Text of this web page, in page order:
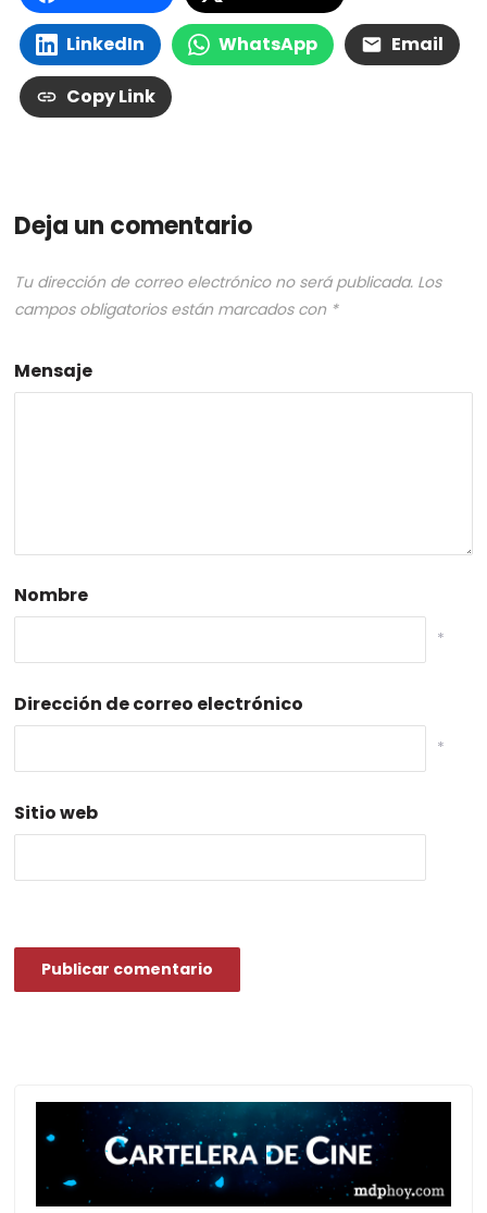
LinkedIn WhatsApp Email
Copy Link
Deja un comentario
Tu dirección de correo electrónico no será publicada. Los
campos obligatorios están marcados con *
Mensaje
Nombre
*
Dirección de correo electrónico
*
Sitio web